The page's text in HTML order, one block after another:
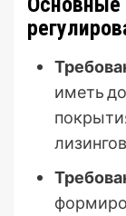
иметь